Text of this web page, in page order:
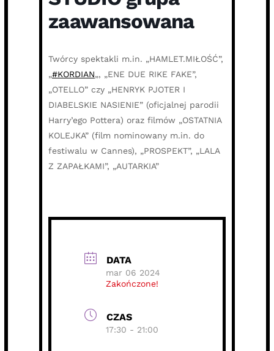
zaawansowana
Twórcy spektakli m.in. „HAMLET.MIŁOŚĆ”,
„#KORDIAN„, „ENE DUE RIKE FAKE”,
„OTELLO” czy „HENRYK PJOTER I
DIABELSKIE NASIENIE” (oficjalnej parodii
Harry’ego Pottera) oraz filmów „OSTATNIA
KOLEJKA” (film nominowany m.in. do
festiwalu w Cannes), „PROSPEKT”, „LALA
Z ZAPAŁKAMI”, „AUTARKIA”
DATA
mar 06 2024
Zakończone!
CZAS
17:30 - 21:00